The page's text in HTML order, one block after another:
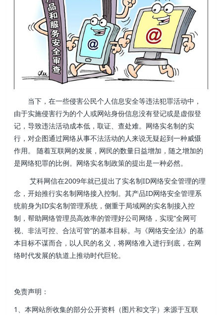
当下，在一些侵害公民个人信息安全等违法犯罪活动中，
由于实施侵害行为的个人或网站身份信息没有登记或是虚假登
记，导致违法活动成本低，取证、查处难。网络实名制的实
行，对企图通过网络从事不法活动的人来说无疑起到一种威慑
作用。 随着互联网的发展，网民的数量日益增加，随之增加的
是网络犯罪的比例。网络实名制政策的提出是一种必然。
艾科网信在2009年就已提出了实名制ID网络安全管理的理
念，开始推行实名制网络接入控制。其产品ID网络安全管理系
统前身为ID实名制管理系统，侧重于局域网的实名制接入控
制，帮助网络管理员高效率的管理好公司网络，实现“全网可
视、非法可控、合法可管”的基本目标。与《网络安全法》的基
本目标不谋而合，以人民的名义，将网络准入进行到底，在网
络时代发展的轨道上推动时代巨轮。
免责声明：
1、本网站所收集的部分公开资料（图片和文字）来源于互联